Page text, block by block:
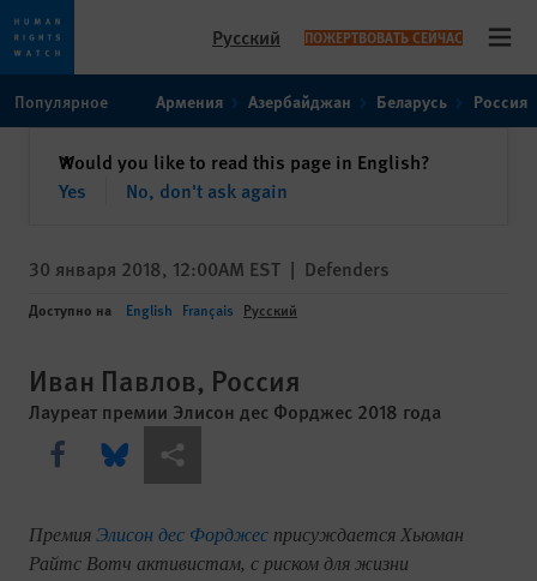
toto
content
Русский ПОЖЕРТВОВАТЬ СЕЙЧАС
Популярное Армения Азербайджан Беларусь Россия
Would you like to read this page in English?
Yes
No, don't ask again
✕закрыть
30 января 2018, 12:00AM EST | Defenders
Доступно на English Français Русский
Иван Павлов, Россия
Лауреат премии Элисон дес Форджес 2018 года
Share this via Facebook
Share this via Bluesky
Share this via Поделиться
Премия Элисон дес Форджес присуждается Хьюман
Райтс Вотч активистам, с риском для жизни